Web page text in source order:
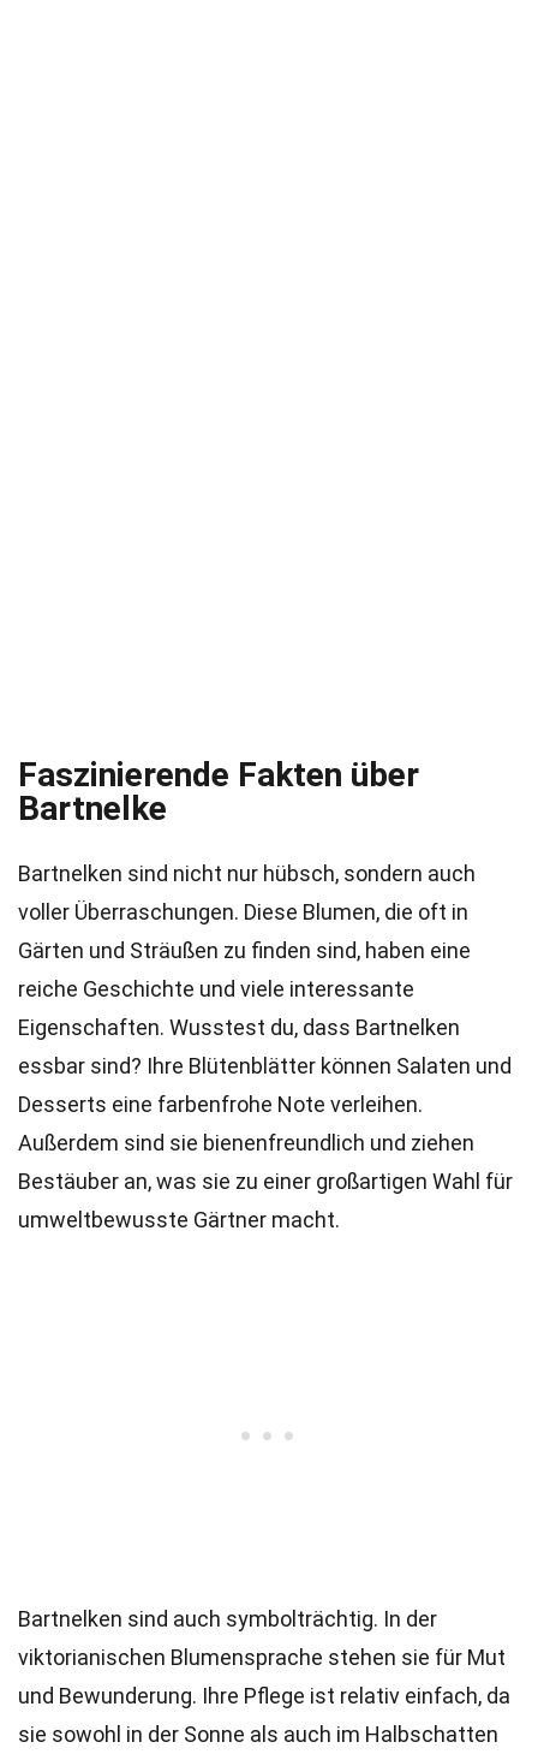
Faszinierende Fakten über
Bartnelke
Bartnelken sind nicht nur hübsch, sondern auch
voller Überraschungen. Diese Blumen, die oft in
Gärten und Sträußen zu finden sind, haben eine
reiche Geschichte und viele interessante
Eigenschaften. Wusstest du, dass Bartnelken
essbar sind? Ihre Blütenblätter können Salaten und
Desserts eine farbenfrohe Note verleihen.
Außerdem sind sie bienenfreundlich und ziehen
Bestäuber an, was sie zu einer großartigen Wahl für
umweltbewusste Gärtner macht.
Bartnelken sind auch symbolträchtig. In der
viktorianischen Blumensprache stehen sie für Mut
und Bewunderung. Ihre Pflege ist relativ einfach, da
sie sowohl in der Sonne als auch im Halbschatten